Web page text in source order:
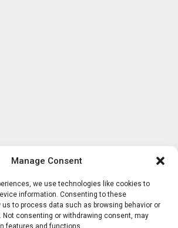
Manage Consent
we use technologies like cookies to
information. Consenting to these
to process data such as browsing behavior or
Not consenting or withdrawing consent, may
features and functions.